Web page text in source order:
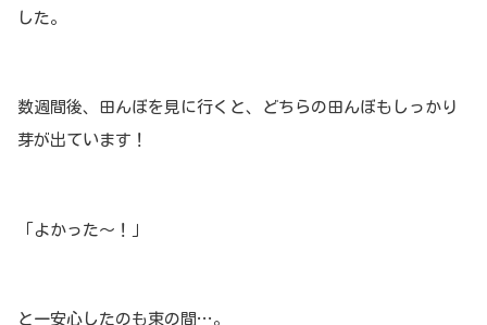
した。
数週間後、田んぼを見に行くと、どちらの田んぼもしっかり
芽が出ています！
「よかった〜！」
と一安心したのも束の間…。